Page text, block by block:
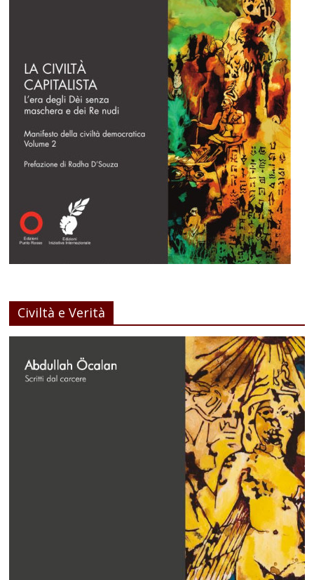
Civiltà e Verità